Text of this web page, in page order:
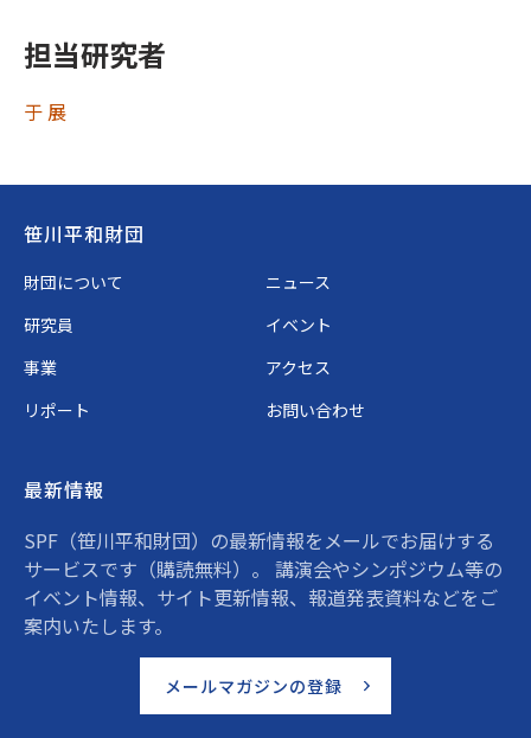
担当研究者
于 展
Footer
笹川平和財団
財団について
ニュース
研究員
イベント
事業
アクセス
リポート
お問い合わせ
最新情報
SPF（笹川平和財団）の最新情報をメールでお届けする
サービスです（購読無料）。 講演会やシンポジウム等の
イベント情報、サイト更新情報、報道発表資料などをご
案内いたします。
メールマガジンの登録